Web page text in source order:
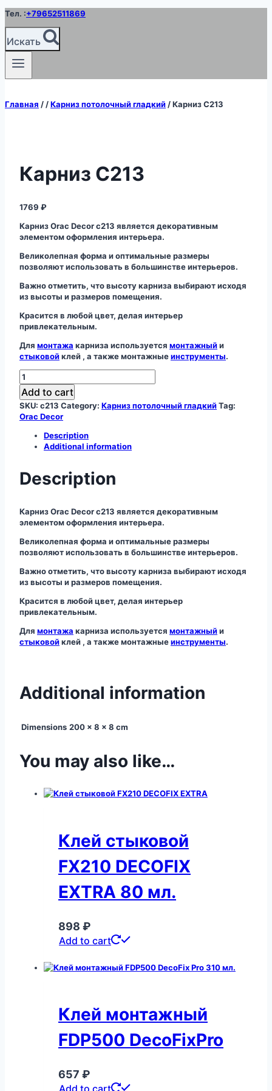
Перейти
содержимому
Тел. :+79652511869
Искать
Главная / /Карниз потолочный гладкий /Карниз C213
Карниз C213
1769 ₽
Карниз Orac Decor c213 является декоративным
элементом оформления интерьера.
Великолепная форма и оптимальные размеры
позволяют использовать в большинстве интерьеров.
Важно отметить, что высоту карниза выбирают исходя
из высоты и размеров помещения.
Красится в любой цвет, делая интерьер
привлекательным.
Для монтажа карниза используется монтажныйи
стыковойклей , а также монтажныеинструменты.
Карниз
C213
quantity
Add to cart
SKU: c213 Category: Карниз потолочный гладкийTag:
Orac Decor
Description
Additional information
Description
Карниз Orac Decor c213 является декоративным
элементом оформления интерьера.
Великолепная форма и оптимальные размеры
позволяют использовать в большинстве интерьеров.
Важно отметить, что высоту карниза выбирают исходя
из высоты и размеров помещения.
Красится в любой цвет, делая интерьер
привлекательным.
Для монтажа карниза используется монтажныйи
стыковойклей , а также монтажныеинструменты.
Additional information
Dimensions 200 × 8 × 8 cm
You may also like…
Клей стыковой
FX210 DECOFIX
EXTRA 80 мл.
898 ₽
Add to cart
Клей монтажный
FDP500 DecoFixPro
657 ₽